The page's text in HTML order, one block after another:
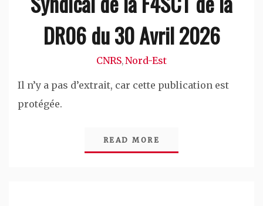
DR06 du 30 Avril 2026
CNRS,Nord-Est
Il n’y a pas d’extrait, car cette publication est
protégée.
READ MORE